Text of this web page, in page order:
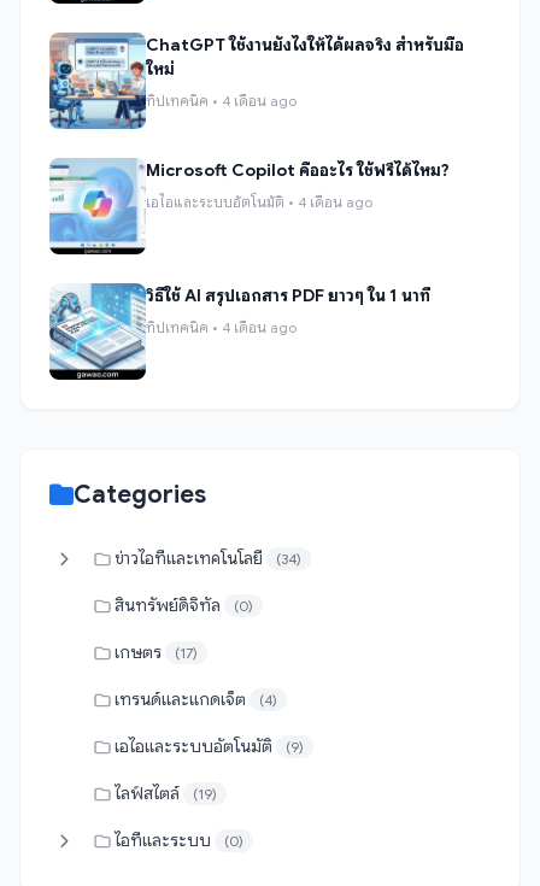
ChatGPT ใช้งานยังไงให้ได้ผลจริง สำหรับมือ
ใหม่
ทิปเทคนิค • 4 เดือน ago
Microsoft Copilot คืออะไร ใช้ฟรีได้ไหม?
เอไอและระบบอัตโนมัติ • 4 เดือน ago
วิธีใช้ AI สรุปเอกสาร PDF ยาวๆ ใน 1 นาที
ทิปเทคนิค • 4 เดือน ago
Categories
ข่าวไอทีและเทคโนโลยี (34)
สินทรัพย์ดิจิทัล (0)
เกษตร (17)
เทรนด์และแกดเจ็ต (4)
เอไอและระบบอัตโนมัติ (9)
ไลฟ์สไตล์ (19)
ไอทีและระบบ (0)